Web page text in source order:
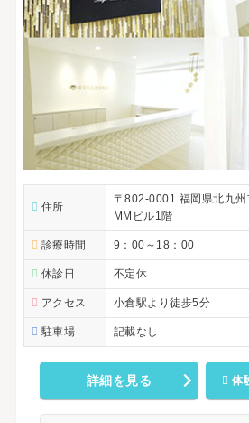
住所
〒802-0001 福岡県北九
MMビル1階
診療時間 9：00～18：00
休診日 不定休
アクセス 小倉駅より徒歩5分
駐車場 記載なし
詳細を見る 体